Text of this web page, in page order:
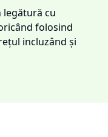
legătură cu
folosind
incluzând și